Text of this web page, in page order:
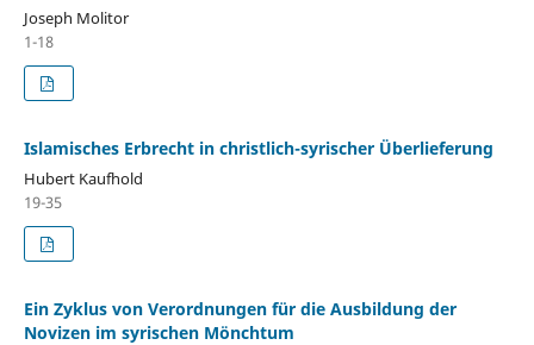
Joseph Molitor
1-18
Islamisches Erbrecht in christlich-syrischer Überlieferung
Hubert Kaufhold
19-35
Ein Zyklus von Verordnungen für die Ausbildung der
Novizen im syrischen Mönchtum